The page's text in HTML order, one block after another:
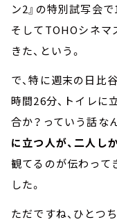
ン2』の特別試写会
そしてTOHOシネマ
きた、という。
で、特に週末の日比
時間26分、トイレ
合か？っていう話なん
に立つ人が、二人し
観てるのが伝わって
した。
ただですね、ひとつ